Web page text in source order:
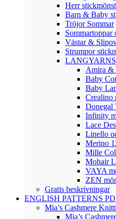
Herr
Barn & Baby
Tröjor Sommar
Sommartoppar
Västar &
Strumpor
LANGYARNS
Amira &
Baby
Baby
Crealino
Donegal
Infinity
Lace
Linello
Merino
Mille
Mohair
VAYA
ZEN
Gratis beskrivningar
ENGLISH PATTERNS
Mia’s Cashmere
Mia’s